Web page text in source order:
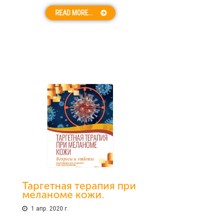
READ MORE...
Таргетная терапия при
меланоме кожи.
1 апр. 2020 г.